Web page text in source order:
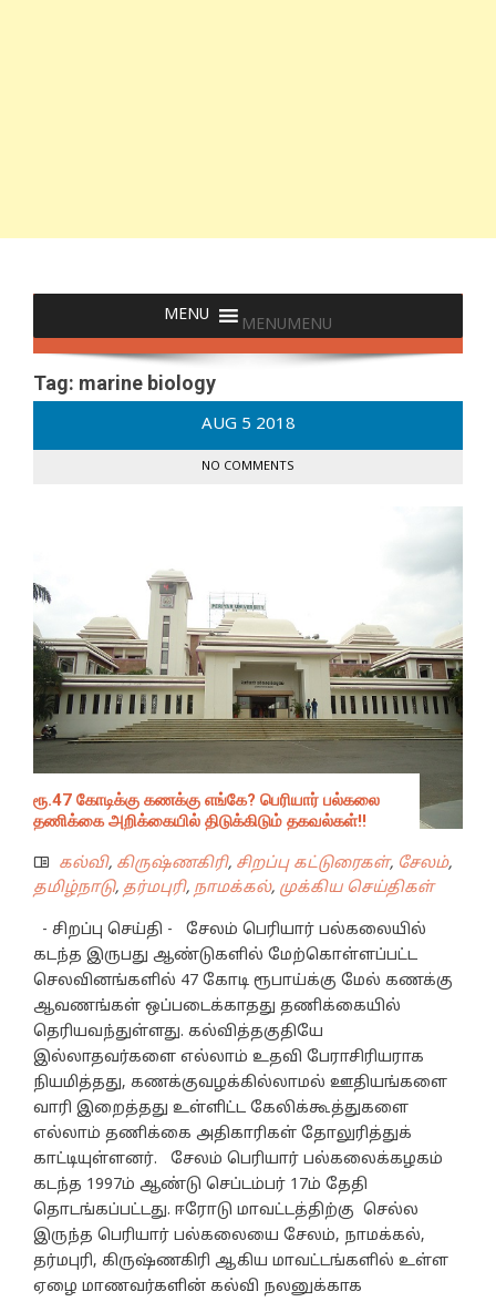
MENUMENU
Tag: marine biology
AUG 5 2018
NO COMMENTS
ரூ.47 கோடிக்கு கணக்கு எங்கே? பெரியார் பல்கலை
தணிக்கை அறிக்கையில் திடுக்கிடும் தகவல்கள்!!
கல்வி, கிருஷ்ணகிரி, சிறப்பு கட்டுரைகள், சேலம்,
தமிழ்நாடு, தர்மபுரி, நாமக்கல், முக்கிய செய்திகள்
- சிறப்பு செய்தி - சேலம் பெரியார் பல்கலையில்
கடந்த இருபது ஆண்டுகளில் மேற்கொள்ளப்பட்ட
செலவினங்களில் 47 கோடி ரூபாய்க்கு மேல் கணக்கு
ஆவணங்கள் ஒப்படைக்காதது தணிக்கையில்
தெரியவந்துள்ளது. கல்வித்தகுதியே
இல்லாதவர்களை எல்லாம் உதவி பேராசிரியராக
நியமித்தது, கணக்குவழக்கில்லாமல் ஊதியங்களை
வாரி இறைத்தது உள்ளிட்ட கேலிக்கூத்துகளை
எல்லாம் தணிக்கை அதிகாரிகள் தோலுரித்துக்
காட்டியுள்ளனர். சேலம் பெரியார் பல்கலைக்கழகம்
கடந்த 1997ம் ஆண்டு செப்டம்பர் 17ம் தேதி
தொடங்கப்பட்டது. ஈரோடு மாவட்டத்திற்கு செல்ல
இருந்த பெரியார் பல்கலையை சேலம், நாமக்கல்,
தர்மபுரி, கிருஷ்ணகிரி ஆகிய மாவட்டங்களில் உள்ள
ஏழை மாணவர்களின் கல்வி நலனுக்காக